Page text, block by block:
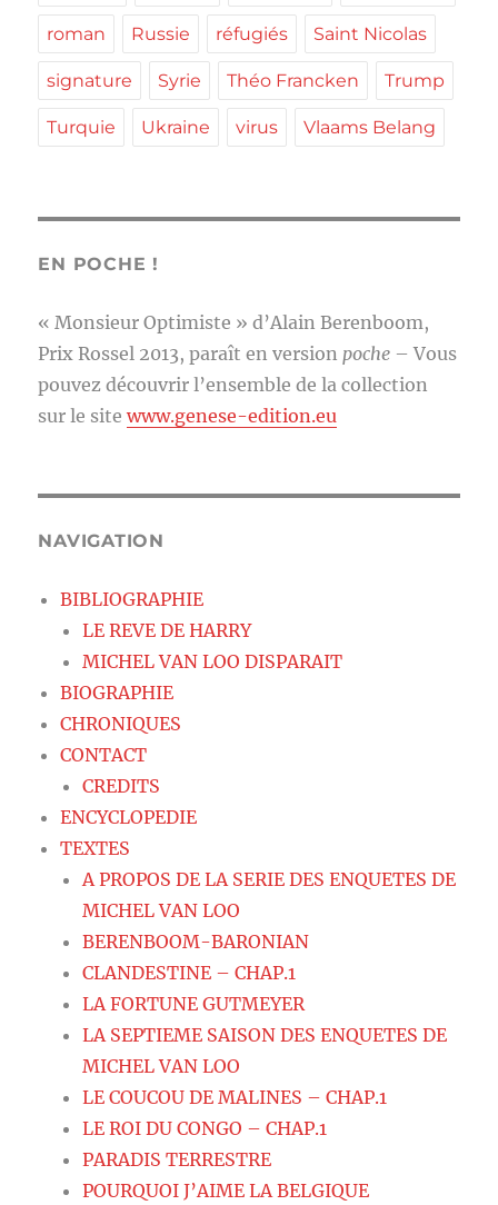
roman Russie réfugiés Saint Nicolas
signature Syrie Théo Francken Trump
Turquie Ukraine virus Vlaams Belang
EN POCHE !
« Monsieur Optimiste » d’Alain Berenboom,
Prix Rossel 2013, paraît en version poche – Vous
pouvez découvrir l’ensemble de la collection
sur le sitewww.genese-edition.eu
NAVIGATION
BIBLIOGRAPHIE
LE REVE DE HARRY
MICHEL VAN LOO DISPARAIT
BIOGRAPHIE
CHRONIQUES
CONTACT
CREDITS
ENCYCLOPEDIE
TEXTES
A PROPOS DE LA SERIE DES ENQUETES DE
MICHEL VAN LOO
BERENBOOM-BARONIAN
CLANDESTINE – CHAP.1
LA FORTUNE GUTMEYER
LA SEPTIEME SAISON DES ENQUETES DE
MICHEL VAN LOO
LE COUCOU DE MALINES – CHAP.1
LE ROI DU CONGO – CHAP.1
PARADIS TERRESTRE
POURQUOI J’AIME LA BELGIQUE